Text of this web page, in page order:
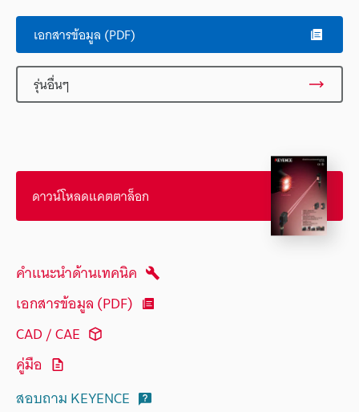
เอกสารข้อมูล (PDF)
รุ่นอื่นๆ
ดาวน์โหลดแคตตาล็อก
คำแนะนำด้านเทคนิค
เอกสารข้อมูล (PDF)
CAD / CAE
คู่มือ
สอบถาม KEYENCE